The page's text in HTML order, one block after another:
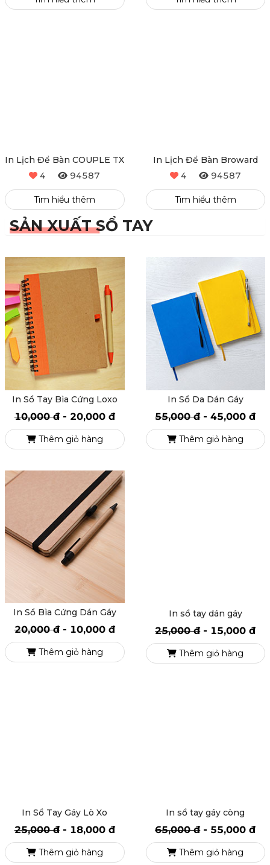
In Lịch Để Bàn COUPLE TX
4
94587
Tìm hiểu thêm
In Lịch Để Bàn Broward
4
94587
Tìm hiểu thêm
SẢN XUẤT SỔ TAY
In Sổ Tay Bìa Cứng Loxo
10,000 đ 20,000 đ
Thêm giỏ hàng
In Sổ Da Dán Gáy
55,000 đ 45,000 đ
Thêm giỏ hàng
In Sổ Bìa Cứng Dán Gáy
20,000 đ 10,000 đ
Thêm giỏ hàng
In sổ tay dán gáy
25,000 đ 15,000 đ
Thêm giỏ hàng
In Sổ Tay Gáy Lò Xo
25,000 đ 18,000 đ
Thêm giỏ hàng
In sổ tay gáy còng
65,000 đ 55,000 đ
Thêm giỏ hàng